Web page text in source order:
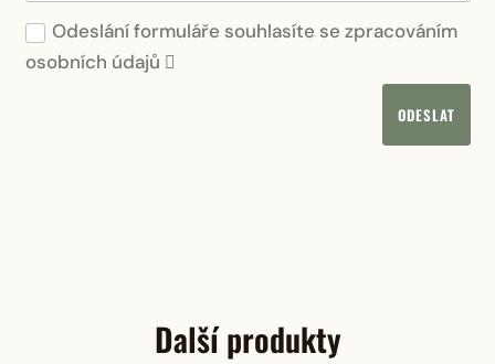
Odeslání formuláře souhlasíte se zpracováním
osobních údajů
ODESLAT
Další produkty